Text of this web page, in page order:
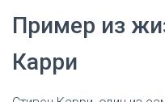
Пример из
Карри